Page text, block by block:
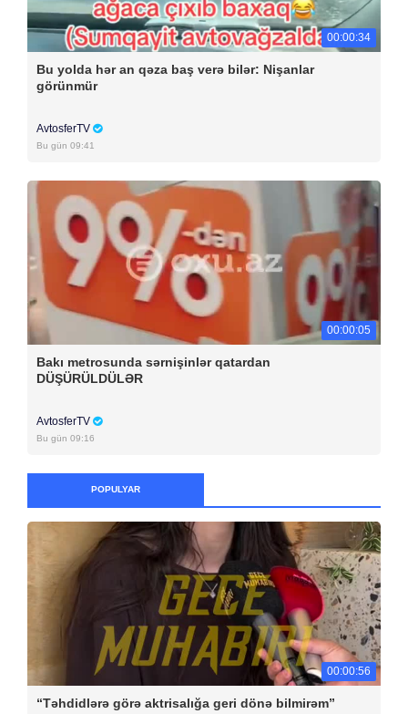
00:00:34
Bu yolda hər an qəza baş verə bilər: Nişanlar
görünmür
AvtosferTV
Bu gün 09:41
00:00:05
Bakı metrosunda sərnişinlər qatardan
DÜŞÜRÜLDÜLƏR
AvtosferTV
Bu gün 09:16
POPULYAR
00:00:56
“Təhdidlərə görə aktrisalığa geri dönə bilmirəm”